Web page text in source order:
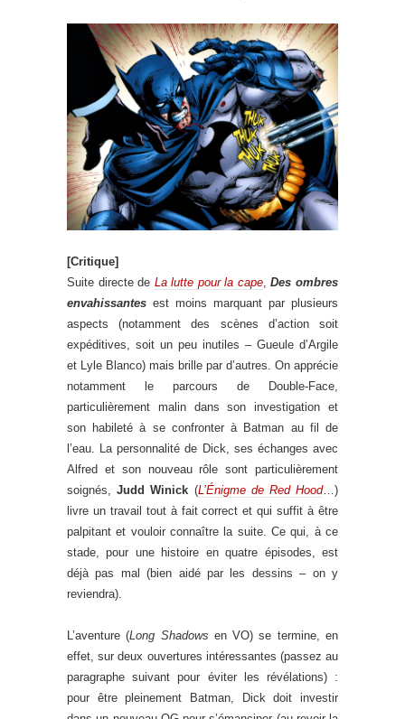
[Critique]
Suite directe de La lutte pour la cape,Des ombres
envahissantes est moins marquant par plusieurs
aspects (notamment des scènes d’action soit
expéditives, soit un peu inutiles – Gueule d’Argile
et Lyle Blanco) mais brille par d’autres. On apprécie
notamment le parcours de Double-Face,
particulièrement malin dans son investigation et
son habileté à se confronter à Batman au fil de
l’eau. La personnalité de Dick, ses échanges avec
Alfred et son nouveau rôle sont particulièrement
soignés,Judd Winick (L’Énigme de Red Hood…)
livre un travail tout à fait correct et qui suffit à être
palpitant et vouloir connaître la suite. Ce qui, à ce
stade, pour une histoire en quatre épisodes, est
déjà pas mal (bien aidé par les dessins – on y
reviendra).
L’aventure (Long Shadows en VO) se termine, en
effet, sur deux ouvertures intéressantes (passez au
paragraphe suivant pour éviter les révélations) :
pour être pleinement Batman, Dick doit investir